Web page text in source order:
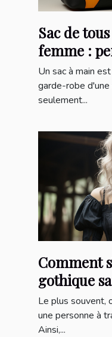
Sac de
femme :
pour un
Un sac à main
garde-robe
seulement...
Comment
gothique
protocole ?
Le plus souvent,
une personne à
Ainsi,...